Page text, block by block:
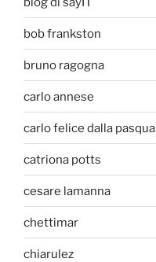
bob frankston
bruno ragogna
carlo annese
carlo felice dalla pasqua
catriona potts
cesare lamanna
chettimar
chiarulez